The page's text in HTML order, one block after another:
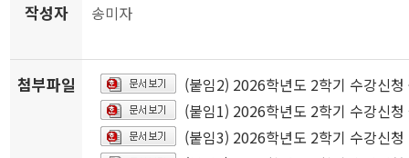
작성자 송미자
첨부파일
(붙임2) 2026학년도 2학기 수강신
(붙임1) 2026학년도 2학기 수강신
(붙임3) 2026학년도 2학기 수강신